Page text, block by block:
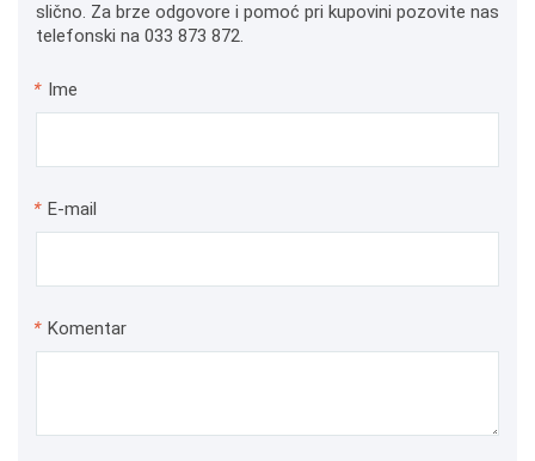
slično. Za brze odgovore i pomoć pri kupovini pozovite nas
telefonski na 033 873 872.
* Ime
* E-mail
* Komentar